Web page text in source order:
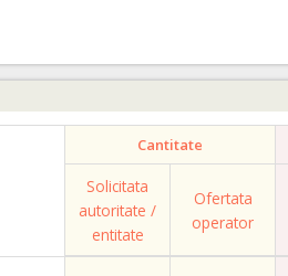
Cantitate
Solicitata
autoritate /
entitate
Ofertata
operator